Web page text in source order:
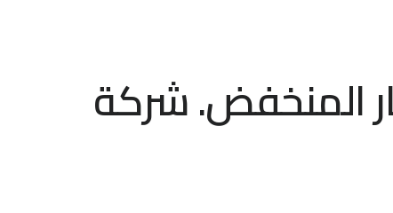
المنخفض. شركة